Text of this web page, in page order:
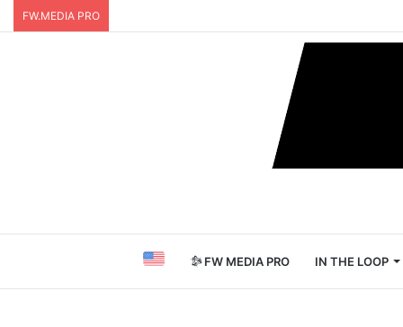
FW.MEDIA PRO
FW MEDIA PRO IN THE LOOP